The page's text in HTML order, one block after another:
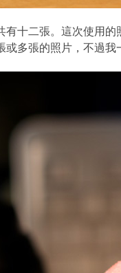
有十二張。這次使用
或多張的照片，不過我